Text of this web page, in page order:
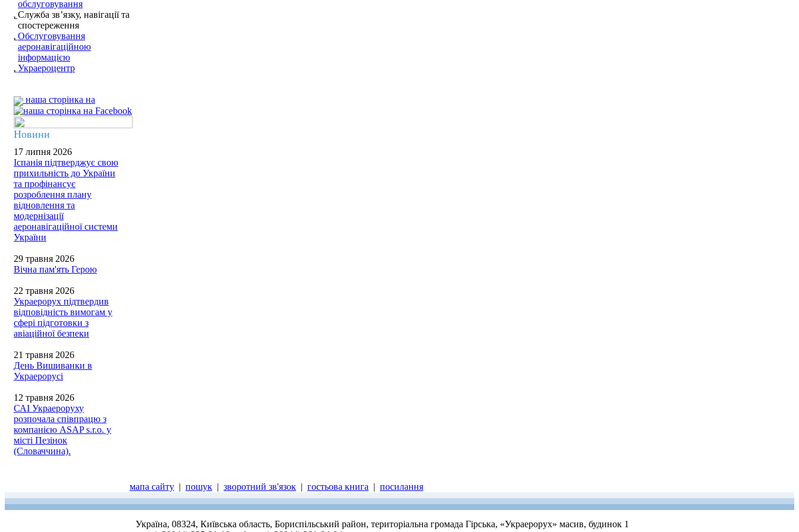
обслуговування
Служба зв’язку, навігації та
спостереження
Обслуговування
аеронавігаційною
інформацією
Украероцентр
наша сторінка на
Новини
17 липня 2026
Іспанія підтверджує свою
прихильність до України
та профінансує
розроблення плану
відновлення та
модернізації
аеронавігаційної системи
України
29 травня 2026
Вічна пам'ять Герою
22 травня 2026
Украерорух підтвердив
відповідність вимогам у
сфері підготовки з
авіаційної безпеки
21 травня 2026
День Вишиванки в
Украерорусі
12 травня 2026
САІ Украероруху
розпочала співпрацю з
компанією ASAP s.r.o. у
місті Пезінок
(Словаччина).
мапа сайту | пошук | зворотний зв'язок | гостьова книга | посилання
Україна, 08324, Київська область, Бориспільський район, територіальна громада Гірська, «Украерорух» масив, будинок 1